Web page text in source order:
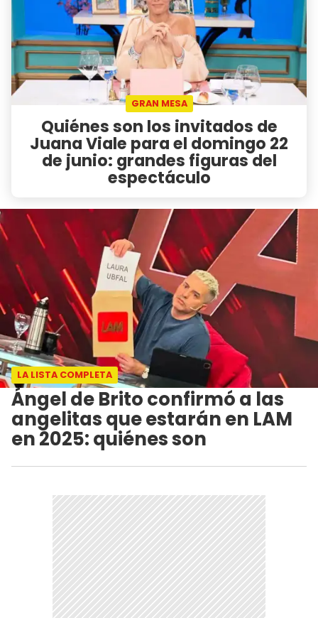
GRAN MESA
Quiénes son los invitados de
Juana Viale para el domingo 22
de junio: grandes figuras del
espectáculo
LA LISTA COMPLETA
Ángel de Brito confirmó a las
angelitas que estarán en LAM
en 2025: quiénes son